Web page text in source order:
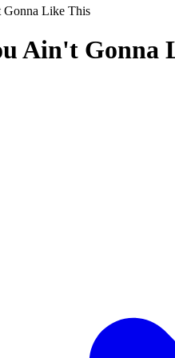
Gonna Like This
Ain't Gonna